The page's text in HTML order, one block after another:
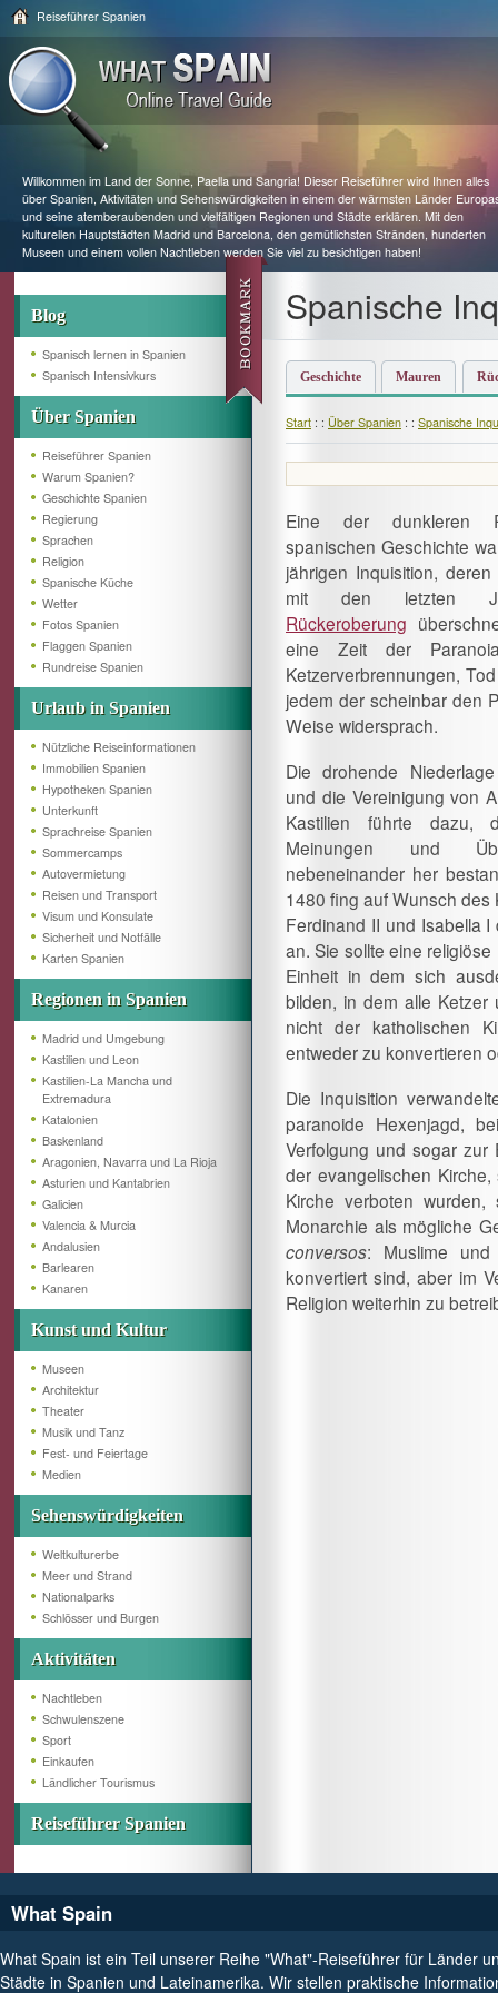
Reiseführer Spanien
Willkommen im Land der Sonne, Paella und Sangria! Dieser Reiseführer wird Ihnen alles
über Spanien, Aktivitäten und Sehenswürdigkeiten in einem der wärmsten Länder
und seine atemberaubenden und vielfältigen Regionen und Städte erklären. Mit den
kulturellen Hauptstädten Madrid und Barcelona, den gemütlichsten Stränden, hunderten
Museen und einem vollen Nachtleben werden Sie viel zu besichtigen haben!
Blog
Spanisch lernen in Spanien
Spanisch Intensivkurs
Über Spanien
Reiseführer Spanien
Warum Spanien?
Geschichte Spanien
Regierung
Sprachen
Religion
Spanische Küche
Wetter
Fotos Spanien
Flaggen Spanien
Rundreise Spanien
Urlaub in Spanien
Nützliche Reiseinformationen
Immobilien Spanien
Hypotheken Spanien
Unterkunft
Sprachreise Spanien
Sommercamps
Autovermietung
Reisen und Transport
Visum und Konsulate
Sicherheit und Notfälle
Karten Spanien
Regionen in Spanien
Madrid und Umgebung
Kastilien und Leon
Kastilien-La Mancha und
Extremadura
Katalonien
Baskenland
Aragonien, Navarra und La Rioja
Asturien und Kantabrien
Galicien
Valencia & Murcia
Andalusien
Barlearen
Kanaren
Kunst und Kultur
Museen
Architektur
Theater
Musik und Tanz
Fest- und Feiertage
Medien
Sehenswürdigkeiten
Weltkulturerbe
Meer und Strand
Nationalparks
Schlösser und Burgen
Aktivitäten
Nachtleben
Schwulenszene
Sport
Einkaufen
Ländlicher Tourismus
Reiseführer Spanien
Spanische
Geschichte Mauren
Start : : Über Spanien : : Spanische
Eine der dunkleren
spanischen Geschichte
jährigen Inquisition,
mit den letzten
Rückeroberung
eine Zeit der
Ketzerverbrennungen,
jedem der scheinbar den
Weise widersprach.
Die drohende
und die Vereinigung von
Kastilien führte dazu,
Meinungen und
nebeneinander her
1480 fing auf Wunsch des
Ferdinand II und Isabella I
an. Sie sollte eine
Einheit in dem sich
bilden, in dem alle Ketzer
nicht der katholischen
entweder zu konvertieren
Die Inquisition
paranoide Hexenjagd,
Verfolgung und sogar zur
der evangelischen
Kirche verboten
Monarchie als mögliche
conversos: Muslime und
konvertiert sind, aber im
Religion weiterhin zu
What Spain
What Spain ist ein Teil unserer Reihe "What"-Reiseführer für Länder
Städte in Spanien und Lateinamerika. Wir stellen praktische